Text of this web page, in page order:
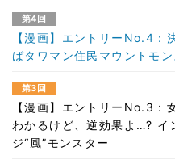
第4回
【漫画】エントリーNo.4：
ばタワマン住民マウントモン
第3回
【漫画】エントリーNo.3：
わかるけど、逆効果よ…? イ
ジ“風”モンスター